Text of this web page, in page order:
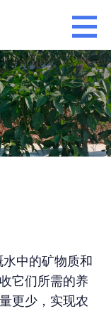
中的矿物质和
它们所需的养
更少，实现农